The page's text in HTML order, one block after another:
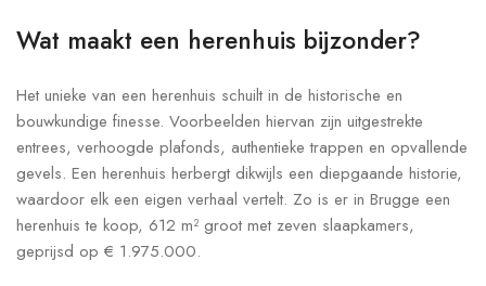
Wat maakt een herenhuis bijzonder?
Het unieke van een herenhuis schuilt in de historische en
bouwkundige finesse. Voorbeelden hiervan zijn uitgestrekte
entrees, verhoogde plafonds, authentieke trappen en opvallende
gevels. Een herenhuis herbergt dikwijls een diepgaande historie,
waardoor elk een eigen verhaal vertelt. Zo is er in Brugge een
herenhuis te koop, 612 m² groot met zeven slaapkamers,
geprijsd op € 1.975.000.